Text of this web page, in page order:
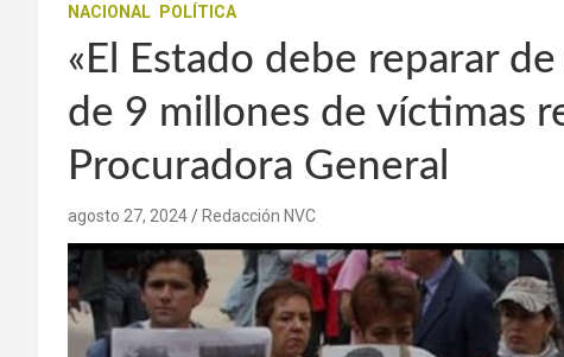
NACIONAL POLÍTICA
«El Estado debe reparar
de 9 millones de víctimas
Procuradora General
agosto 27, 2024 Redacción NVC